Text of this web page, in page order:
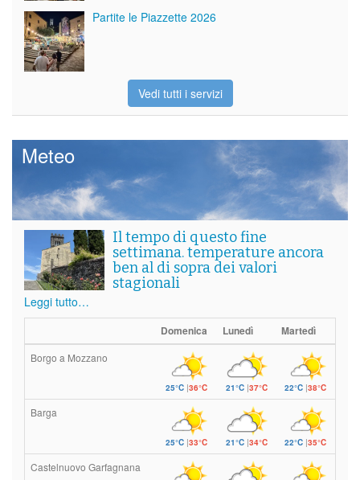
Partite le Piazzette 2026
Vedi tutti i servizi
Meteo
Il tempo di questo fine
settimana. temperature ancora
ben al di sopra dei valori
stagionali
Leggi tutto…
Domenica Lunedì Martedì
Borgo a Mozzano
25°C|36°C 21°C|37°C 22°C |38°C
Barga
25°C|33°C 21°C|34°C 22°C |35°C
Castelnuovo Garfagnana